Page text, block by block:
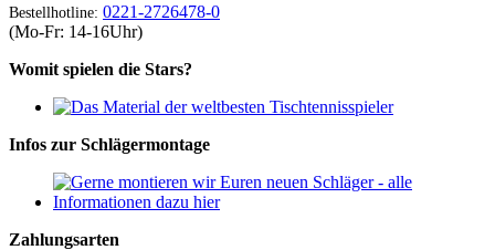
Bestellhotline: 0221-2726478-0
(Mo-Fr: 14-16Uhr)
Womit spielen die Stars?
Infos zur Schlägermontage
Zahlungsarten